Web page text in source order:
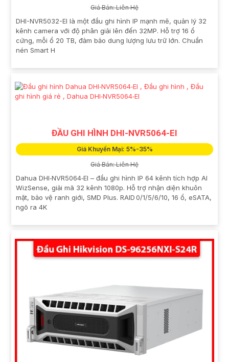
Giá Bán: Liên Hệ
DHI-NVR5032-EI là một đầu ghi hình IP mạnh mẽ, quản lý 32
kênh camera với độ phân giải lên đến 32MP. Hỗ trợ 16 ổ
cứng, mỗi ổ 20 TB, đảm bảo dung lượng lưu trữ lớn. Chuẩn
nén Smart H
ĐẦU GHI HÌNH DHI-NVR5064-EI
Giá Khuyến Mại: 5%-35%
Giá Bán: Liên Hệ
Dahua DHI‑NVR5064‑EI – đầu ghi hình IP 64 kênh tích hợp AI
WizSense, giải mã 32 kênh 1080p. Hỗ trợ nhận diện khuôn
mặt, bảo vệ ranh giới, SMD Plus. RAID 0/1/5/6/10, 16 ổ, eSATA,
ngõ ra 4K